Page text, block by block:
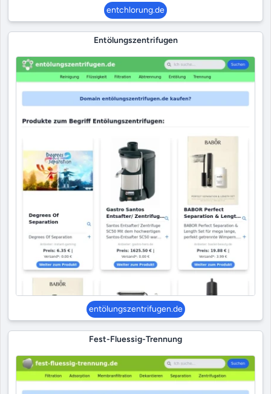
entchlorung.de
Entölungszentrifugen
entölungszentrifugen.de
Fest-Fluessig-Trennung